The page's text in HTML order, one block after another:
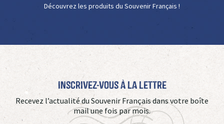
Découvrez les produits du Souvenir Français !
Inscrivez-vous à La Lettre
Recevez l’actualité du Souvenir Français dans votre boîte
mail une fois par mois.